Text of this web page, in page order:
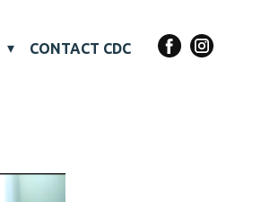
CONTACT CDC